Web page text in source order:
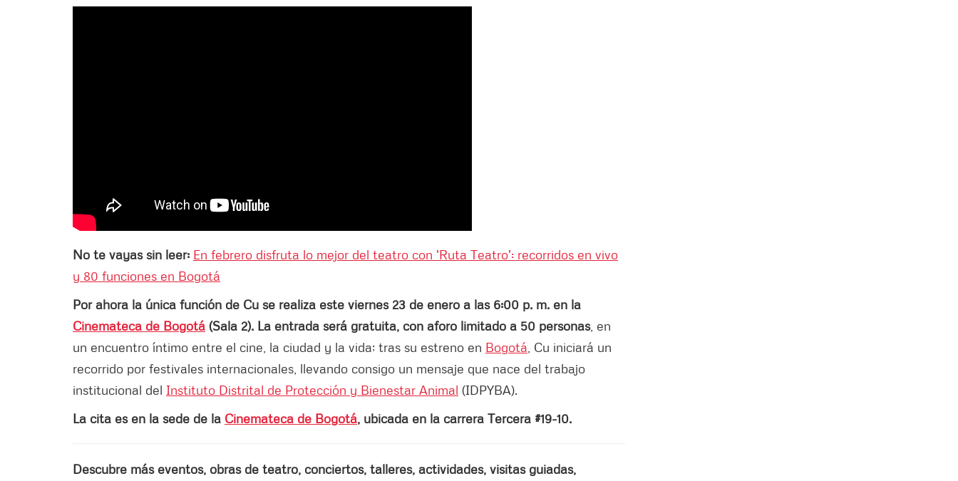
No te vayas sin leer: En febrero disfruta lo mejor del teatro con 'Ruta Teatro': recorridos en vivo
y 80 funciones en Bogotá
Por ahora la única función de Cu se realiza este viernes 23 de enero a las 6:00 p. m. en la
Cinemateca de Bogotá (Sala 2). La entrada será gratuita, con aforo limitado a 50 personas, en
un encuentro íntimo entre el cine, la ciudad y la vida; tras su estreno en Bogotá , Cu iniciará un
recorrido por festivales internacionales, llevando consigo un mensaje que nace del trabajo
institucional del Instituto Distrital de Protección y Bienestar Animal (IDPYBA).
La cita es en la sede de la Cinemateca de Bogotá, ubicada en la carrera Tercera #19-10.
Descubre más eventos, obras de teatro, conciertos, talleres, actividades, visitas guiadas,